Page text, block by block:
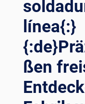
DIE
VON
N A
OTRE
línea{:}
ßen